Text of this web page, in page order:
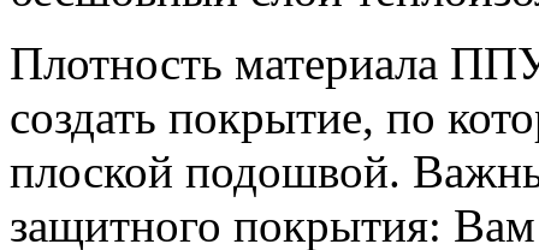
Плотность материала
создать покрытие, по
плоской подошвой.
защитного покрытия: